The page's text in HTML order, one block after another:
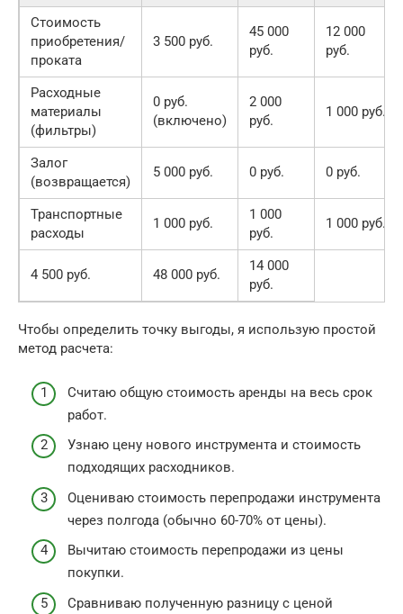
Стоимость
приобретения/
проката
3 500 руб.
45 000
руб.
12 000
руб.
Расходные
материалы
(фильтры)
0 руб.
(включено)
2 000
руб.
1 000 руб.
Залог
(возвращается)
5 000 руб. 0 руб. 0 руб.
Транспортные
расходы
1 000 руб.
1 000
руб.
1 000 руб.
4 500 руб. 48 000 руб.
14 000
руб.
Чтобы определить точку выгоды, я использую простой
метод расчета:
Считаю общую стоимость аренды на весь срок
работ.
Узнаю цену нового инструмента и стоимость
подходящих расходников.
Оцениваю стоимость перепродажи инструмента
через полгода (обычно 60-70% от цены).
Вычитаю стоимость перепродажи из цены
покупки.
Сравниваю полученную разницу с ценой